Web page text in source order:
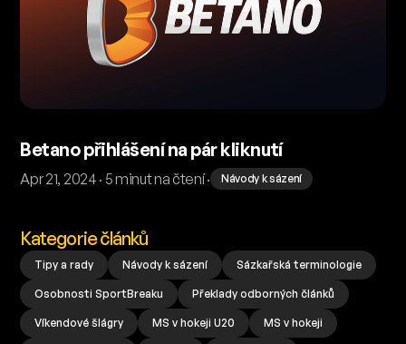
Betano přihlášení na pár kliknutí
Apr 21, 2024 · 5 minut na čtení · Návody k sázení
Kategorie článků
Tipy a rady Návody k sázení Sázkařská terminologie
Osobnosti SportBreaku Překlady odborných článků
Víkendové šlágry MS v hokeji U20 MS v hokeji